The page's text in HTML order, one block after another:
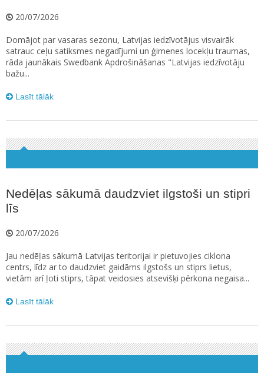
20/07/2026
Domājot par vasaras sezonu, Latvijas iedzīvotājus visvairāk
satrauc ceļu satiksmes negadījumi un ģimenes locekļu traumas,
rāda jaunākais Swedbank Apdrošināšanas "Latvijas iedzīvotāju
bažu...
Lasīt tālāk
Nedēļas sākumā daudzviet ilgstoši un stipri
līs
20/07/2026
Jau nedēļas sākumā Latvijas teritorijai ir pietuvojies ciklona
centrs, līdz ar to daudzviet gaidāms ilgstošs un stiprs lietus,
vietām arī ļoti stiprs, tāpat veidosies atsevišķi pērkona negaisa...
Lasīt tālāk